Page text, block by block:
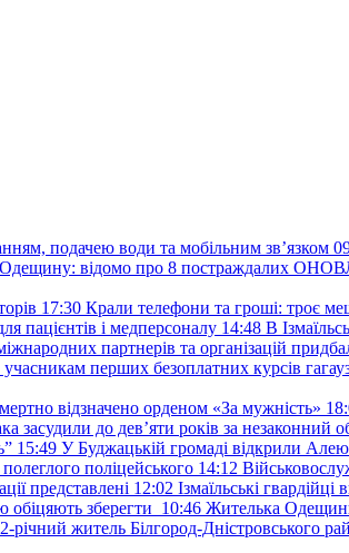
подачею води та мобільним звʼязком
Одещину: відомо про 8 постраждалих
17:30 Крали телефони та гроші: троє
пацієнтів і медперсоналу 14:48 В
партнерів та організацій
перших безоплатних курсів
відзначено орденом «За мужність»
до дев’яти років за незаконний
15:49 У Буджацькій громаді відкрили
поліцейського 14:12
представлені 12:02 Ізмаїльські
обіцяють зберегти 10:46 Жителька Одещини
річний житель Білгород-Дністровського